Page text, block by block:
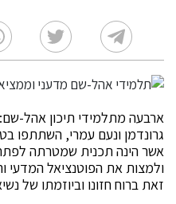
ארבעה מתלמידי תיכון אהל-
גרונדמן ונעם עמרי, השתתפו
אשר הינה תכנית שמטרתה
ולמצות את הפוטנציאל המדעי
זאת ברוח חזונו וביוזמתו של